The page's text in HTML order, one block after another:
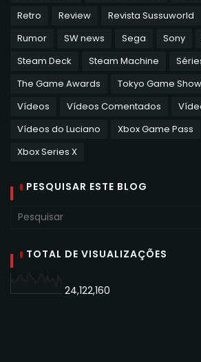
Retro
Review Revista Sussuworld
Rumor
SW news Sega Sony
Steam Deck
Steam Machine
The Game Awards
Tokyo Game Show
Vídeos
Vídeos Comentados
Vídeos do Luciano
Xbox Game Pass
Xbox Series X
PESQUISAR ESTE BLOG
TOTAL DE VISUALIZAÇÕES
24,122,160